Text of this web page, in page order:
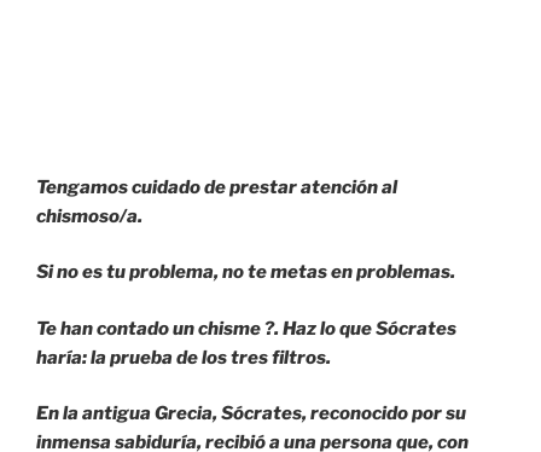
Tengamos cuidado de prestar atención al
chismoso/a.
Si no es tu problema, no te metas en problemas.
Te han contado un chisme ?. Haz lo que Sócrates
haría: la prueba de los tres filtros.
En la antigua Grecia, Sócrates, reconocido por su
inmensa sabiduría, recibió a una persona que, con